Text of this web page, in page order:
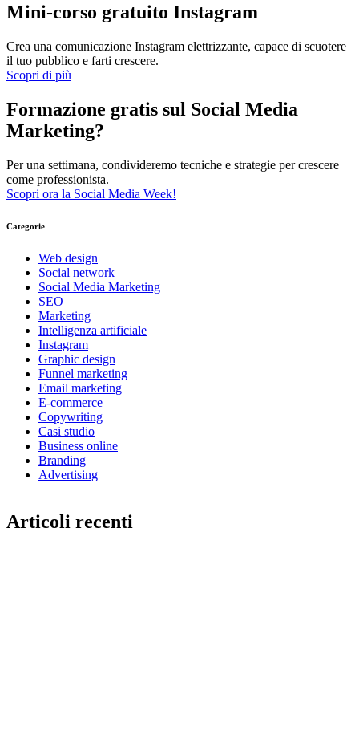
Mini-corso gratuito Instagram
Crea una comunicazione Instagram elettrizzante, capace di scuotere
il tuo pubblico e farti crescere.
Scopri di più
Formazione gratis sul Social Media
Marketing?
Per una settimana, condivideremo tecniche e strategie per crescere
come professionista.
Scopri ora la Social Media Week!
Categorie
Web design
Social network
Social Media Marketing
SEO
Marketing
Intelligenza artificiale
Instagram
Graphic design
Funnel marketing
Email marketing
E-commerce
Copywriting
Casi studio
Business online
Branding
Advertising
Articoli recenti